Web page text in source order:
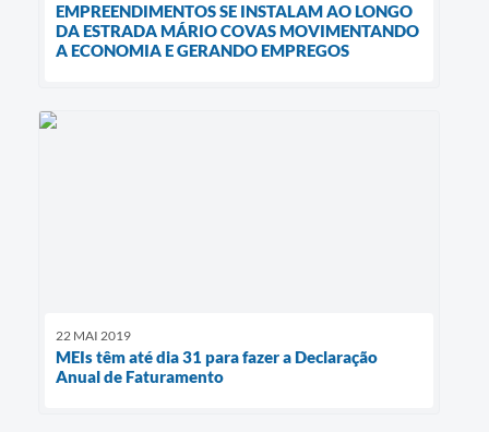
EMPREENDIMENTOS SE INSTALAM AO LONGO
DA ESTRADA MÁRIO COVAS MOVIMENTANDO
A ECONOMIA E GERANDO EMPREGOS
22 MAI 2019
MEIs têm até dia 31 para fazer a Declaração
Anual de Faturamento